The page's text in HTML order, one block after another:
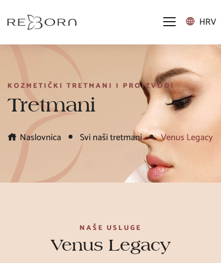
HRV
KOZMETIČKI TRETMANI I PROIZVODI
Tretmani
Naslovnica Svi naši tretmani Venus Legacy
NAŠE USLUGE
Venus Legacy